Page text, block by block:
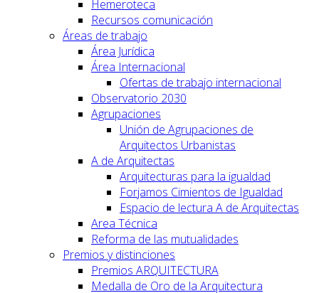
Hemeroteca
Recursos comunicación
Áreas de trabajo
Área Jurídica
Área Internacional
Ofertas de trabajo internacional
Observatorio 2030
Agrupaciones
Unión de Agrupaciones de
Arquitectos Urbanistas
A de Arquitectas
Arquitecturas para la igualdad
Forjamos Cimientos de Igualdad
Espacio de lectura A de Arquitectas
Area Técnica
Reforma de las mutualidades
Premios y distinciones
Premios ARQUITECTURA
Medalla de Oro de la Arquitectura